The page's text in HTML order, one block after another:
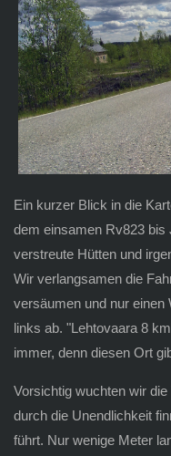
Ein kurzer Blick in die
dem einsamen Rv823 bis
verstreute Hütten und
Wir verlangsamen die
versäumen und nur einen
links ab. "Lehtovaara 8
immer, denn diesen Ort
Vorsichtig wuchten wir
durch die Unendlichkeit
führt. Nur wenige Meter